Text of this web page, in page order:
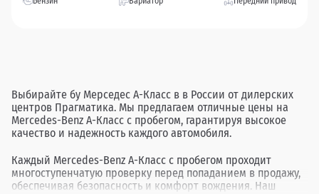
Выбирайте бу Мерседес А-Класс в в России от дилерских
центров Прагматика. Мы предлагаем отличные цены на
Mercedes-Benz A-Класс с пробегом, гарантируя высокое
качество и надежность каждого автомобиля.
Каждый Mercedes-Benz A-Класс с пробегом проходит
многоступенчатую проверку перед попаданием в продажу,
обеспечивая безопасность и комфорт вождения. Наш